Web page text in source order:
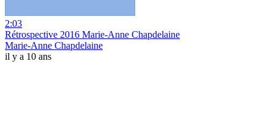
2:03
Rétrospective 2016 Marie-Anne Chapdelaine
Marie-Anne Chapdelaine
il y a 10 ans